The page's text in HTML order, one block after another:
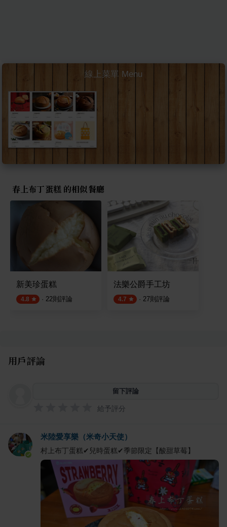
線上菜單 Menu
春上布丁蛋糕 的相似餐廳
新美珍蛋糕
4.8 · 22則評論
法樂公爵手工坊
4.7 · 27則評論
用戶評論
留下評論
給予評分
米陸愛享樂（米奇小天使）
村上布丁蛋糕✔兒時蛋糕✔季節限定【酸甜草莓】